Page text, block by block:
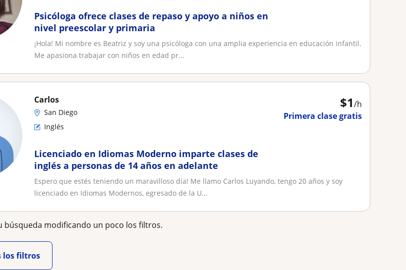
Psicóloga ofrece clases de repaso y apoyo a niños en
nivel preescolar y primaria
¡Hola! Mi nombre es Beatriz y soy una psicóloga con una amplia experiencia en educación infantil.
Me apasiona trabajar con niños en edad pr...
$1/h
Primera clase gratis
Carlos
San Diego
Inglés
Licenciado en Idiomas Moderno imparte clases de
inglés a personas de 14 años en adelante
Espero que estés teniendo un maravilloso día! Me llamo Carlos Luyando, tengo 20 años y soy
licenciado en Idiomas Modernos, egresado de la U...
búsqueda modificando un poco los filtros.
los filtros